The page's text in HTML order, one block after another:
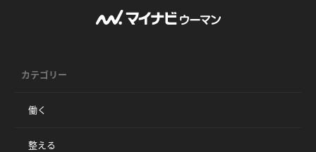
カテゴリー
働く
整える